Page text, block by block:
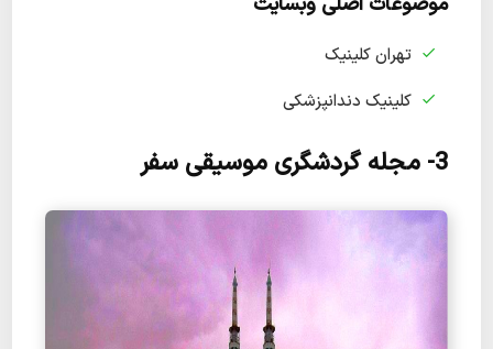
تهران کلینیک
کلینیک دندانپزشکی
3- مجله گردشگری موسیقی سفر